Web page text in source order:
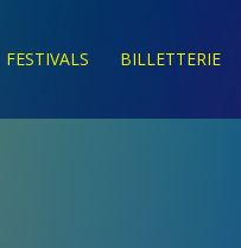
FESTIVALS BILLETTERIE